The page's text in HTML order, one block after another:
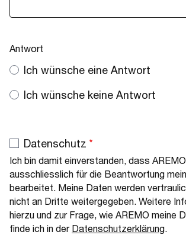
Antwort
Ich wünsche eine Antwort
Ich wünsche keine Antwort
Datenschutz
Ich bin damit einverstanden, dass
ausschliesslich für die Beantwortung
bearbeitet. Meine Daten werden
nicht an Dritte weitergegeben. Weitere
hierzu und zur Frage, wie AREMO meine
finde ich in der Datenschutzerklärung.